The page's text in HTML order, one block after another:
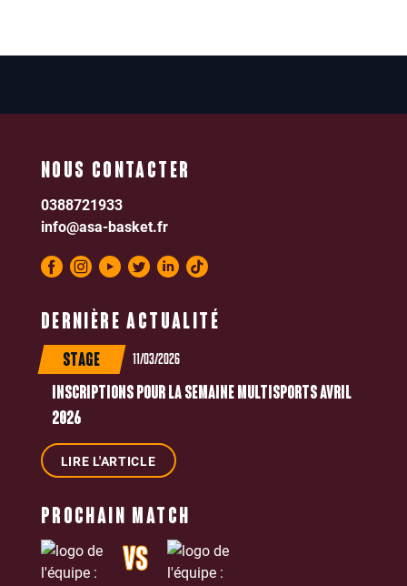
DERNIÈRE ACTUALITÉ
STAGE 11/03/2026
INSCRIPTIONS POUR LA SEMAINE MULTISPORTS AVRIL
2026
LIRE L'ARTICLE
NOUS CONTACTER
0388721933
info@asa-basket.fr
PROCHAIN MATCH
VS